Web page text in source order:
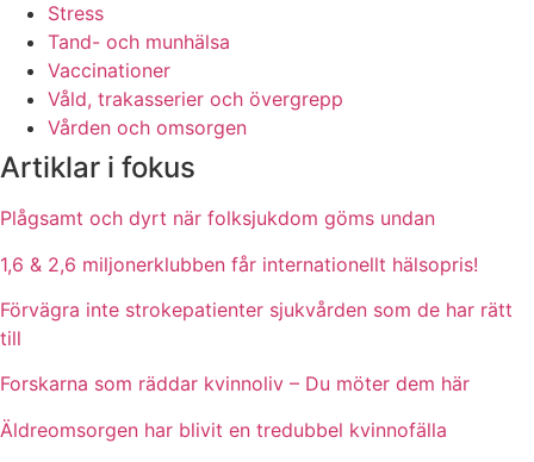
Stress
Tand- och munhälsa
Vaccinationer
Våld, trakasserier och övergrepp
Vården och omsorgen
Artiklar i fokus
Plågsamt och dyrt när folksjukdom göms undan
1,6 & 2,6 miljonerklubben får internationellt hälsopris!
Förvägra inte strokepatienter sjukvården som de har rätt
till
Forskarna som räddar kvinnoliv – Du möter dem här
Äldreomsorgen har blivit en tredubbel kvinnofälla